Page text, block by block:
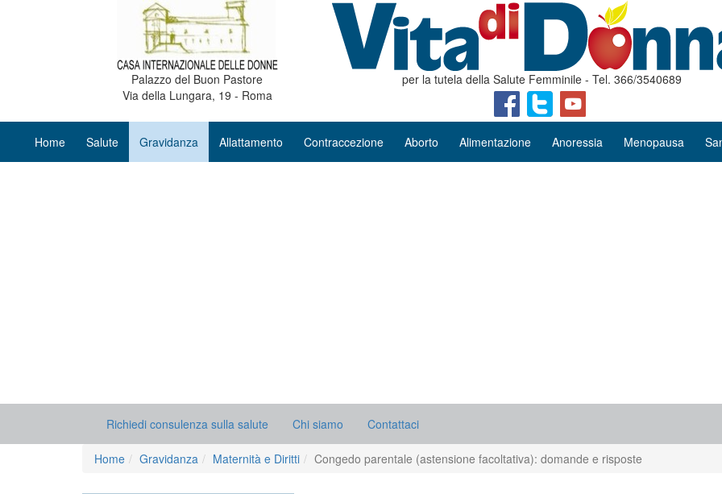
Palazzo del Buon Pastore
Via della Lungara, 19 - Roma
per la tutela della Salute Femminile - Tel. 366/3540689
Home Salute Gravidanza Allattamento Contraccezione Aborto Alimentazione Anoressia Menopausa
Richiedi consulenza sulla salute Chi siamo Contattaci
Home Gravidanza Maternità e Diritti Congedo parentale (astensione facoltativa): domande e risposte